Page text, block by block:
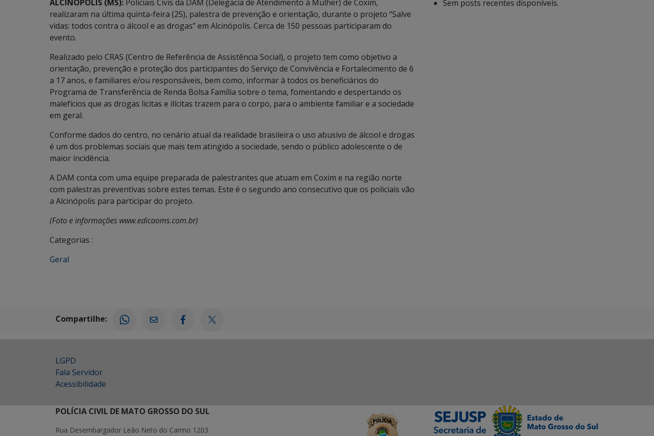
ALCINÓPOLIS (MS): Policiais Civis da DAM (Delegacia de Atendimento à Mulher) de Coxim,
realizaram na última quinta-feira (25), palestra de prevenção e orientação, durante o projeto “Salve
vidas: todos contra o álcool e as drogas” em Alcinópolis. Cerca de 150 pessoas participaram do
evento.
Realizado pelo CRAS (Centro de Referência de Assistência Social), o projeto tem como objetivo a
orientação, prevenção e proteção dos participantes do Serviço de Convivência e Fortalecimento de 6
a 17 anos, e familiares e/ou responsáveis, bem como, informar à todos os beneficiários do
Programa de Transferência de Renda Bolsa Família sobre o tema, fomentando e despertando os
malefícios que as drogas licitas e ilícitas trazem para o corpo, para o ambiente familiar e a sociedade
em geral.
Conforme dados do centro, no cenário atual da realidade brasileira o uso abusivo de álcool e drogas
é um dos problemas sociais que mais tem atingido a sociedade, sendo o público adolescente o de
maior incidência.
A DAM conta com uma equipe preparada de palestrantes que atuam em Coxim e na região norte
com palestras preventivas sobre estes temas. Este é o segundo ano consecutivo que os policiais vão
a Alcinópolis para participar do projeto.
(Foto e informações www.edicaoms.com.br)
Categorias :
Geral
Sem posts recentes disponíveis.
Compartilhe:
LGPD
Fala Servidor
Acessibilidade
POLÍCIA CIVIL DE MATO GROSSO DO SUL
Rua Desembargador Leão Neto do Carmo 1203